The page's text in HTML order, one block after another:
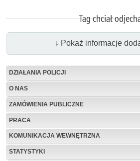
Tag chciał
↓ Pokaż informacje
DZIAŁANIA POLICJI
O NAS
ZAMÓWIENIA PUBLICZNE
PRACA
KOMUNIKACJA WEWNĘTRZNA
STATYSTYKI